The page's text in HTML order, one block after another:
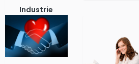
Industrie